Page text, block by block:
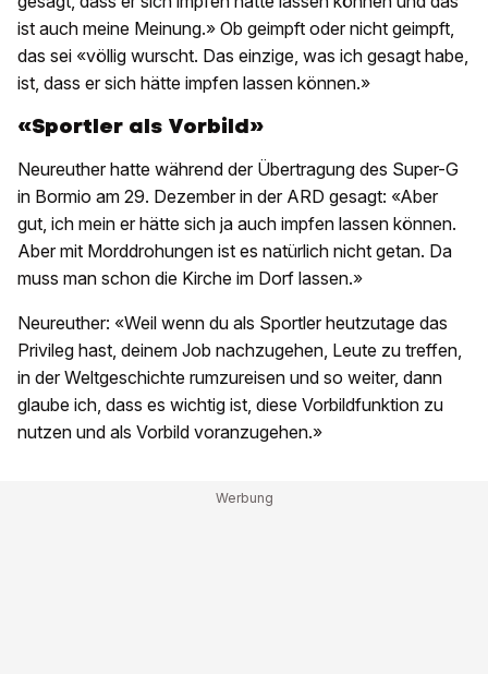
ist auch meine Meinung.» Ob geimpft oder nicht geimpft,
das sei «völlig wurscht. Das einzige, was ich gesagt habe,
ist, dass er sich hätte impfen lassen können.»
«Sportler als Vorbild»
Neureuther hatte während der Übertragung des Super-G
in Bormio am 29. Dezember in der ARD gesagt: «Aber
gut, ich mein er hätte sich ja auch impfen lassen können.
Aber mit Morddrohungen ist es natürlich nicht getan. Da
muss man schon die Kirche im Dorf lassen.»
Neureuther: «Weil wenn du als Sportler heutzutage das
Privileg hast, deinem Job nachzugehen, Leute zu treffen,
in der Weltgeschichte rumzureisen und so weiter, dann
glaube ich, dass es wichtig ist, diese Vorbildfunktion zu
nutzen und als Vorbild voranzugehen.»